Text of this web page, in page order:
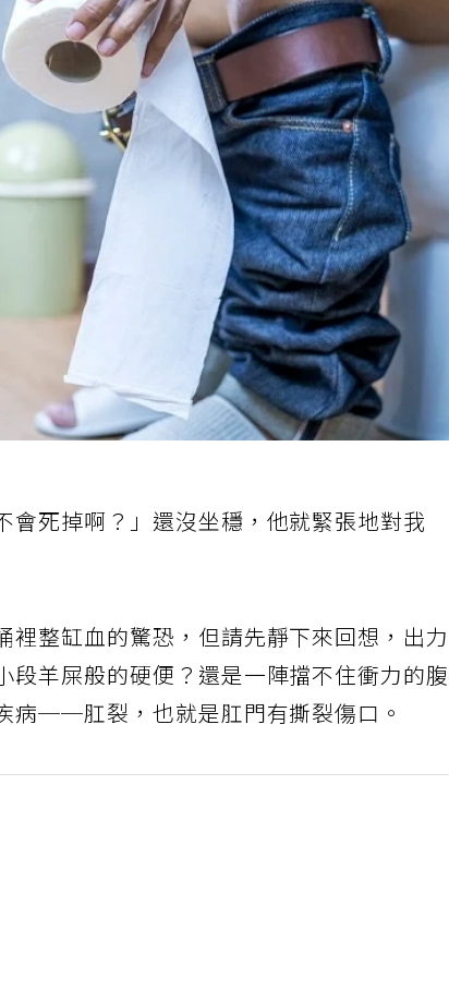
會死掉啊？」還沒坐穩，他就緊張地對我
整缸血的驚恐，但請先靜下來回想，出力
羊屎般的硬便？還是一陣擋不住衝力的腹
病──肛裂，也就是肛門有撕裂傷口。